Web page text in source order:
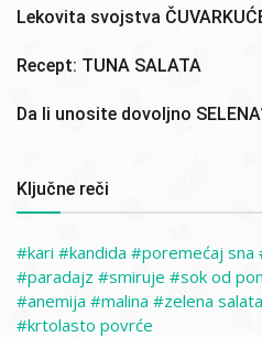
Lekovita svojstva
Recept: TUNA SALATA
Da li unosite dovoljno
Ključne reči
kari kandida poremećaj sna
paradajz
smiruje sok od
anemija
malina zelena salata
krtolasto povrće